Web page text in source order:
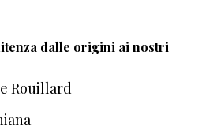
dalle origini ai nostri
Rouillard